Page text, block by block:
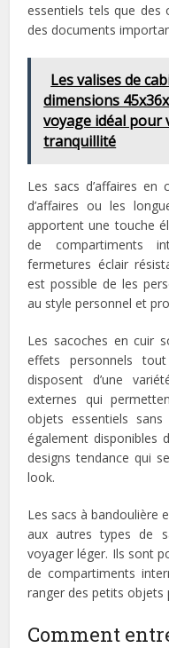
essentiels tels que des
des documents
Les valises de
dimensions
voyage idéal pour
tranquillité
Les sacs d’affaires
d’affaires ou les
apportent une touche
de compartiments
fermetures éclair
est possible de les
au style personnel et
Les sacoches en cuir
effets personnels
disposent d’une
externes qui
objets essentiels
également disponibles
designs tendance qui
look.
Les sacs à bandoulière
aux autres types de
voyager léger. Ils sont
de compartiments
ranger des petits objets
Comment